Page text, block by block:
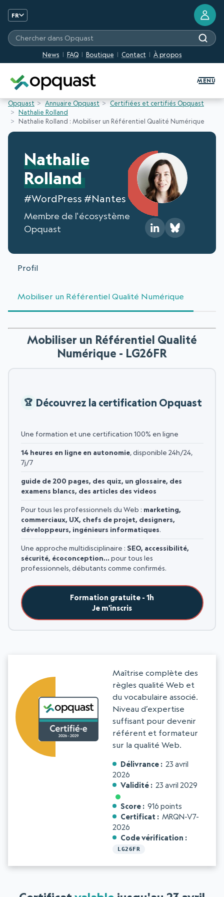
FR
News FAQ Boutique Contact À propos
Chercher dans Opquast
MENU
Opquast Annuaire Opquast
Certifiées et certifiés Opquast
Nathalie Rolland
Nathalie Rolland : Mobiliser un Référentiel Qualité Numérique
Nathalie
Rolland
#WordPress #Nantes
Membre de l'écosystème
Opquast
Profil
Mobiliser un Référentiel Qualité Numérique
Mobiliser un Référentiel Qualité
Numérique - LG26FR
Découvrez la certification Opquast
Une formation et une certification 100% en ligne
14 heures en ligne en autonomie, disponible 24h/24,
7j/7
guide de 200 pages, des quiz, un glossaire, des
examens blancs, des articles des videos
Pour tous les professionnels du Web : marketing,
commerciaux, UX, chefs de projet, designers,
développeurs, ingénieurs informatiques.
Une approche multidisciplinaire : SEO, accessibilité,
sécurité, écoconception… pour tous les
professionnels, débutants comme confirmés.
Formation gratuite - 1h
Je m'inscris
Maîtrise complète des
règles qualité Web et
du vocabulaire associé.
Niveau d’expertise
suffisant pour devenir
référent et formateur
sur la qualité Web.
Délivrance
23 avril
2026
Validité
23 avril 2029
Score
916 points
Certificat
MRQN-V7-
2026
Code vérification
LG26FR